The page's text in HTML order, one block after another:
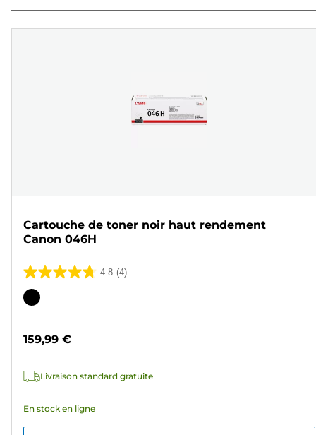
Cartouche de toner noir haut rendement
Canon 046H
4.8 (4)
4.8
sur
4
Cartouche
159,99 €
Livraison standard gratuite
En stock en ligne